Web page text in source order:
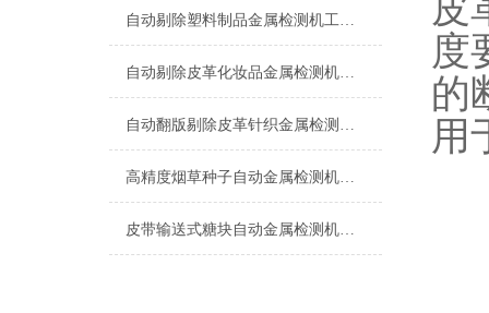
自动剔除塑料制品金属检测机工厂生产
自动剔除皮革化妆品金属检测机支持定制
自动翻版剔除皮革针织金属检测机生产厂家
高精度烟草种子自动金属检测机设备
皮带输送式糖块自动金属检测机厂家
皮
度
的
用